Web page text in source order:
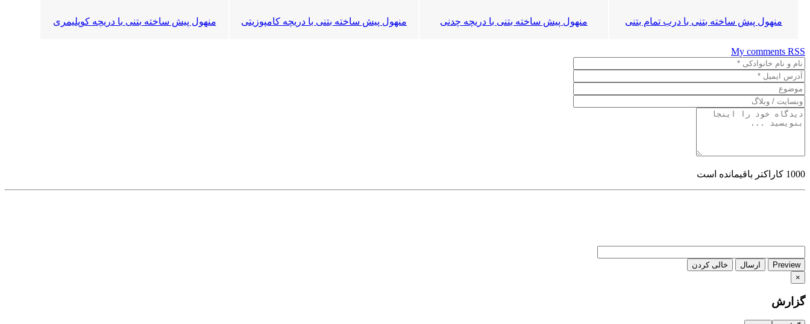
منهول پیش ساخته بتنی با درب تمام بتنی منهول پیش ساخته بتنی با دریچه چدنی منهول پیش ساخته بتنی با دریچه کامپوزیتی منهول پیش ساخته بتنی با دریچه کوپلیمری
My comments RSS
1000 کاراکتر باقیمانده است
Preview ارسال
خالی کردن
×
گزارش